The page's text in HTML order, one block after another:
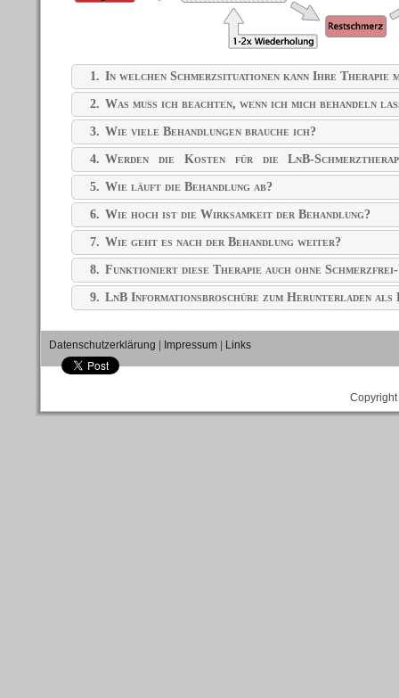
1. In welchen Schmerzsituationen kann Ihre Therapie
2. Was muss ich beachten, wenn ich mich behandeln
3. Wie viele Behandlungen brauche ich?
4. Werden die Kosten für die LnB-
übernommen?
5. Wie läuft die Behandlung ab?
6. Wie hoch ist die Wirksamkeit der Behandlung?
7. Wie geht es nach der Behandlung weiter?
8. Funktioniert diese Therapie auch ohne Schmerzfrei-
9. LnB Informationsbroschüre zum Herunterladen als
Datenschutzerklärung Impressum Links